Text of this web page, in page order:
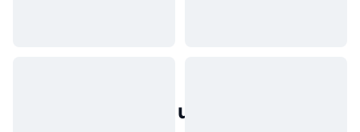
Populaire activa uit de echte